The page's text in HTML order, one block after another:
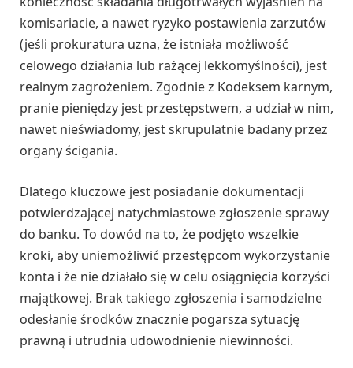
komisariacie, a nawet ryzyko postawienia zarzutów
(jeśli prokuratura uzna, że istniała możliwość
celowego działania lub rażącej lekkomyślności), jest
realnym zagrożeniem. Zgodnie z Kodeksem karnym,
pranie pieniędzy jest przestępstwem, a udział w nim,
nawet nieświadomy, jest skrupulatnie badany przez
organy ścigania.
Dlatego kluczowe jest posiadanie dokumentacji
potwierdzającej natychmiastowe zgłoszenie sprawy
do banku. To dowód na to, że podjęto wszelkie
kroki, aby uniemożliwić przestępcom wykorzystanie
konta i że nie działało się w celu osiągnięcia korzyści
majątkowej. Brak takiego zgłoszenia i samodzielne
odesłanie środków znacznie pogarsza sytuację
prawną i utrudnia udowodnienie niewinności.